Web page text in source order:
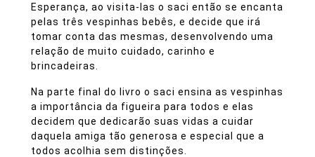
Esperança, ao visita-las o saci então se encanta
pelas três vespinhas bebês, e decide que irá
tomar conta das mesmas, desenvolvendo uma
relação de muito cuidado, carinho e
brincadeiras.
Na parte final do livro o saci ensina as vespinhas
a importância da figueira para todos e elas
decidem que dedicarão suas vidas a cuidar
daquela amiga tão generosa e especial que a
todos acolhia sem distinções.